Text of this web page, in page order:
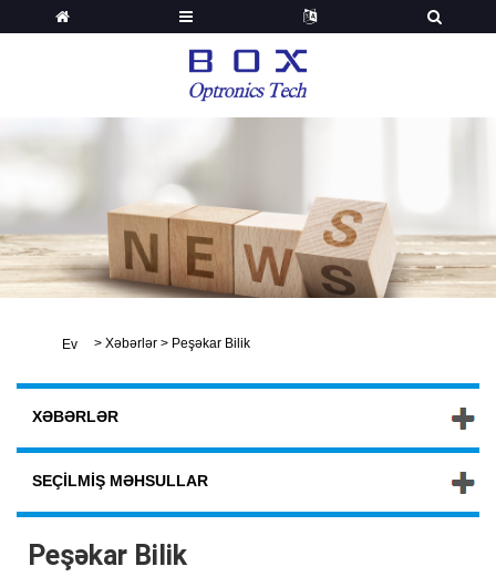
Ev > Xəbərlər > Peşəkar Bilik
XƏBƏRLƏR
SEÇILMIŞ MƏHSULLAR
Peşəkar Bilik